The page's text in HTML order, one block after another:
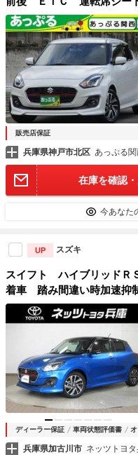
スタート ステリモ Ｐソ
格ミラー ＬＥＤヘッドラ
販売店保証
兵庫県神戸市北区 あっぷる
在庫を確認
今あなた
UP スズキ
スイフト ハイブリッドＲ
着車 踏み間違い時加速抑
制限 ナビ フルセグ バ
ＥＤヘッドランプ 純正ア
ディーラー保証 車両状態評価書
兵庫県加古川市 ネッツトヨ